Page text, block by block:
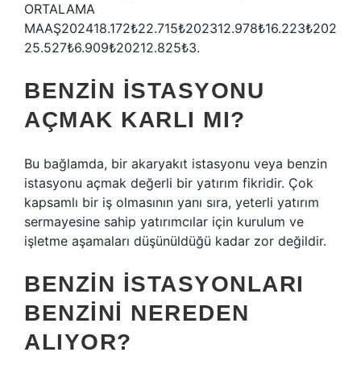
ORTALAMA
MAAŞ202418.172₺22.715₺202312.978₺16.223₺202
25.527₺6.909₺20212.825₺3.
BENZIN ISTASYONU
AÇMAK KARLI MI?
Bu bağlamda, bir akaryakıt istasyonu veya benzin
istasyonu açmak değerli bir yatırım fikridir. Çok
kapsamlı bir iş olmasının yanı sıra, yeterli yatırım
sermayesine sahip yatırımcılar için kurulum ve
işletme aşamaları düşünüldüğü kadar zor değildir.
BENZIN ISTASYONLARI
BENZINI NEREDEN
ALIYOR?